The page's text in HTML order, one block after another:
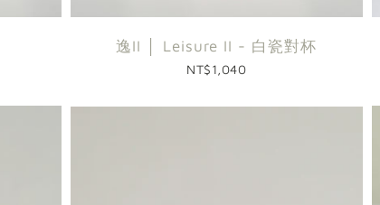
逸II │ Leisure II - 白瓷對杯
NT$1,040